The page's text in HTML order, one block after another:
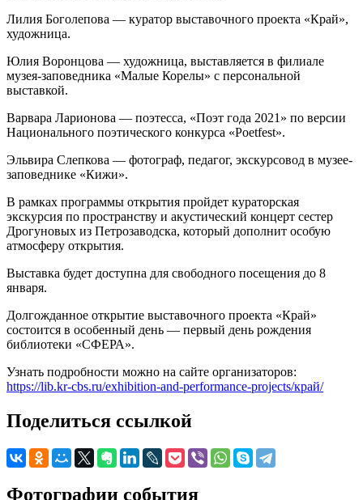
Лилия Боголепова — куратор выставочного проекта «Край»,
художница.
Юлия Воронцова — художница, выставляется в филиале
музея-заповедника «Малые Корелы» с персональной
выставкой.
Варвара Ларионова — поэтесса, «Поэт года 2021» по версии
Национального поэтического конкурса «Poetfest».
Эльвира Слепкова — фотограф, педагог, экскурсовод в музее-
заповеднике «Кижи».
В рамках программы открытия пройдет кураторская
экскурсия по пространству и акустический концерт сестер
Дрогуновых из Петрозаводска, который дополнит особую
атмосферу открытия.
Выставка будет доступна для свободного посещения до 8
января.
Долгожданное открытие выставочного проекта «Край»
состоится в особенный день — первый день рождения
библиотеки «СФЕРА».
Узнать подробности можно на сайте организаторов:
https://lib.kr-cbs.ru/exhibition-and-performance-projects/край/
Поделиться ссылкой
Фотографии события